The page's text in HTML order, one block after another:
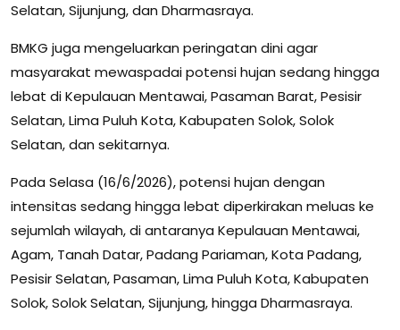
Selatan, Sijunjung, dan Dharmasraya.
BMKG juga mengeluarkan peringatan dini agar
masyarakat mewaspadai potensi hujan sedang hingga
lebat di Kepulauan Mentawai, Pasaman Barat, Pesisir
Selatan, Lima Puluh Kota, Kabupaten Solok, Solok
Selatan, dan sekitarnya.
Pada Selasa (16/6/2026), potensi hujan dengan
intensitas sedang hingga lebat diperkirakan meluas ke
sejumlah wilayah, di antaranya Kepulauan Mentawai,
Agam, Tanah Datar, Padang Pariaman, Kota Padang,
Pesisir Selatan, Pasaman, Lima Puluh Kota, Kabupaten
Solok, Solok Selatan, Sijunjung, hingga Dharmasraya.